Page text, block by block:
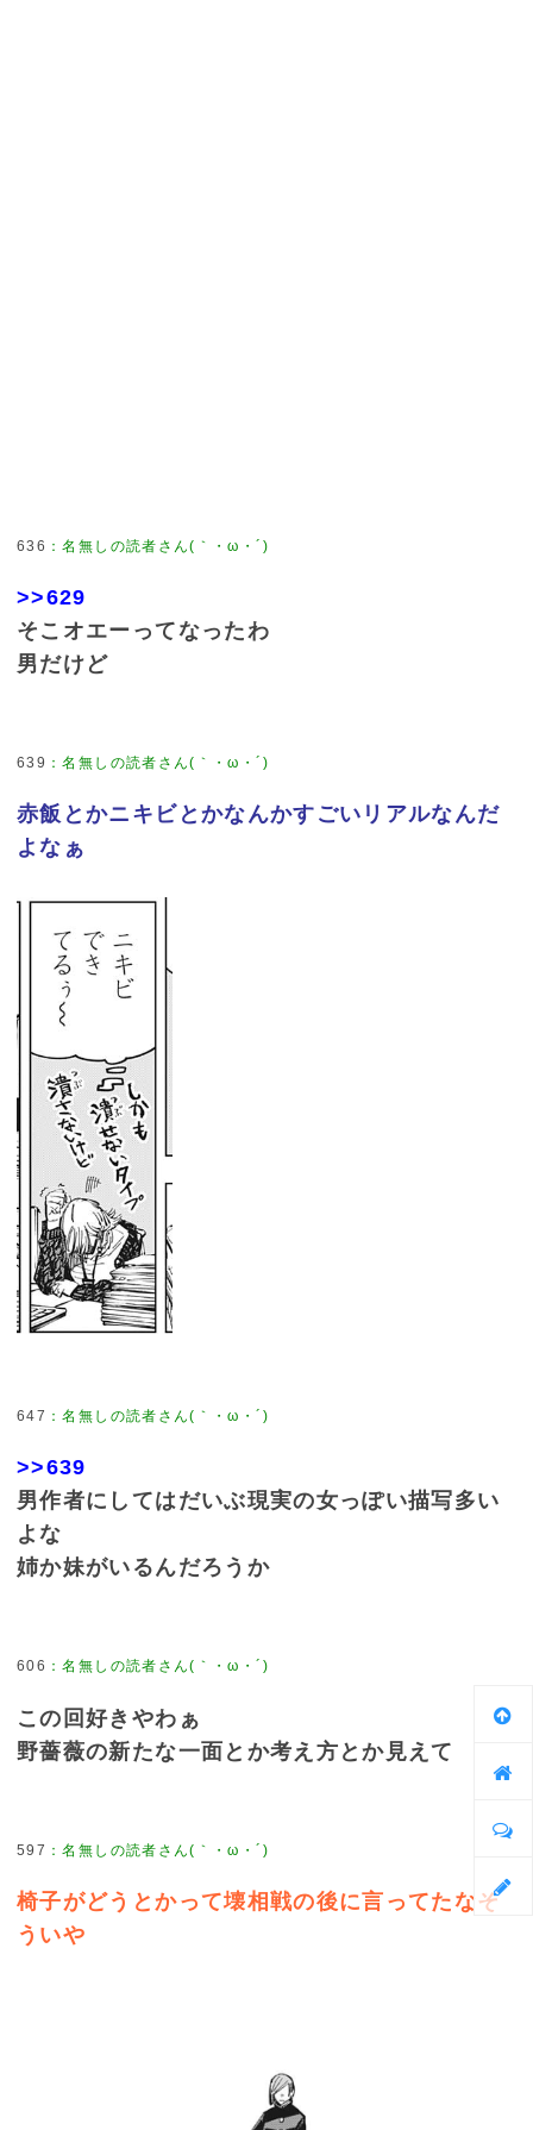
636 ：名無しの読者さん(｀・ω・´)
>>629
そこオエーってなったわ
男だけど
639 ：名無しの読者さん(｀・ω・´)
赤飯とかニキビとかなんかすごいリアルなんだ
よなぁ
647 ：名無しの読者さん(｀・ω・´)
>>639
男作者にしてはだいぶ現実の女っぽい描写多い
よな
姉か妹がいるんだろうか
606 ：名無しの読者さん(｀・ω・´)
この回好きやわぁ
野薔薇の新たな一面とか考え方とか見えて
597 ：名無しの読者さん(｀・ω・´)
椅子がどうとかって壊相戦の後に言ってたなそ
ういや